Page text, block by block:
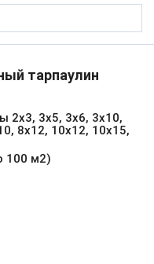
тарпаулин
2х3, 3х5, 3х6, 3х10,
8х12, 10х12, 10х15,
100 м2)